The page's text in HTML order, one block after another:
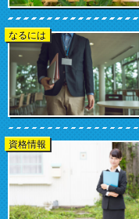
なるには
資格情報